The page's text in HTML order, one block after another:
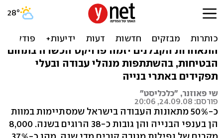
50% מתאונות העבודה
הקטלניות - בענף הבנייה
התאחדות הקבלנים יזמה פרויקט הכשרה בתחום
הבטיחות, בהשתתפות מנהלי עבודה ובעלי
תפקידים באתרי בנייה
שי פאוזנר, "כלכליסט"
פורסם: 24.09.08, 20:06
כ-50% מתאונות העבודה בישראל שמסתיימות במוות
הן בענפי הבנייה והן גובות כ-38 הרוגים בשנה. 8,000